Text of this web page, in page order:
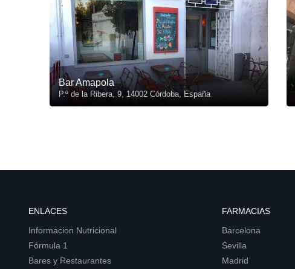
Bar Amapola
P.º de la Ribera, 9, 14002 Córdoba, España
ENLACES
Informacion Nutricional
Fórmula 1
Bares y Restaurantes
FARMACIAS
Barcelona
Sevilla
Madrid